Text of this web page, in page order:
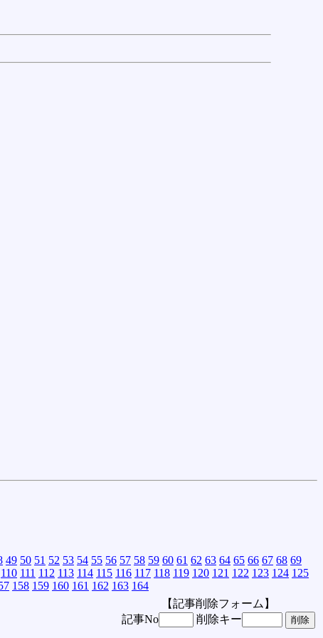
49 50 51 52 53 54 55 56 57 58 59 60 61 62 63 64 65 66 67 68 69
110 111 112 113 114 115 116 117 118 119 120 121 122 123 124 125
158 159 160 161 162 163 164
【記事削除フォーム】
記事No
削除キー